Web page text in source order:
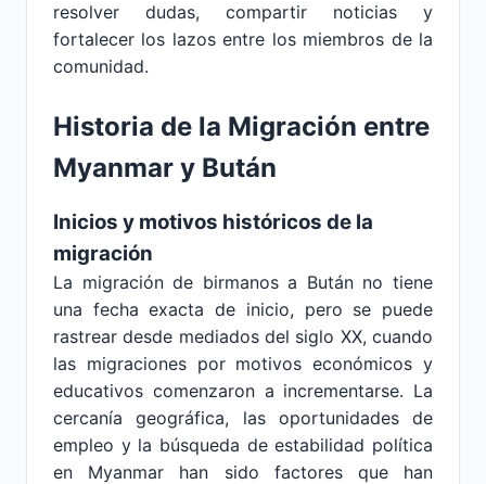
resolver dudas, compartir noticias y
fortalecer los lazos entre los miembros de la
comunidad.
Historia de la Migración entre
Myanmar y Bután
Inicios y motivos históricos de la
migración
La migración de birmanos a Bután no tiene
una fecha exacta de inicio, pero se puede
rastrear desde mediados del siglo XX, cuando
las migraciones por motivos económicos y
educativos comenzaron a incrementarse. La
cercanía geográfica, las oportunidades de
empleo y la búsqueda de estabilidad política
en Myanmar han sido factores que han